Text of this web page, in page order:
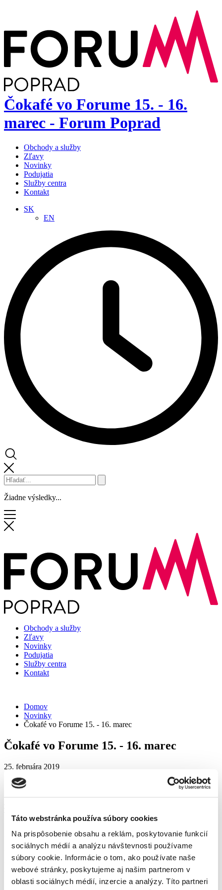
Táto webstránka používa súbory cookies
Na prispôsobenie obsahu a reklám, poskytovanie funkcií
sociálnych médií a analýzu návštevnosti používame
súbory cookie. Informácie o tom, ako používate naše
webové stránky, poskytujeme aj našim partnerom v
oblasti sociálnych médií, inzercie a analýzy. Títo partneri
Čokafé vo Forume 15. - 16.
marec - Forum Poprad
Obchody a služby
Zľavy
Novinky
Podujatia
Služby centra
Kontakt
SK
EN
Žiadne výsledky...
Obchody a služby
Zľavy
Novinky
Podujatia
Služby centra
Kontakt
Domov
Novinky
Čokafé vo Forume 15. - 16. marec
Čokafé vo Forume 15. - 16. marec
25. februára 2019
Čokafé vo Forume 15. - 16. marec
cukrární … prichádzajú aj pod Tatry.
Vo Forume si
15.- 16. marca 2019
užijete skvelé vône a fantastické
chute čerstvo praženej kávy, horúcej i tabuľkovej čokolády, čajov z
ďalekého východu, ale aj sladkostí a dobroty, ktoré do správnych
kaviarní či cukrární rozhodne patria. Vo Forume sa Vám predstavia